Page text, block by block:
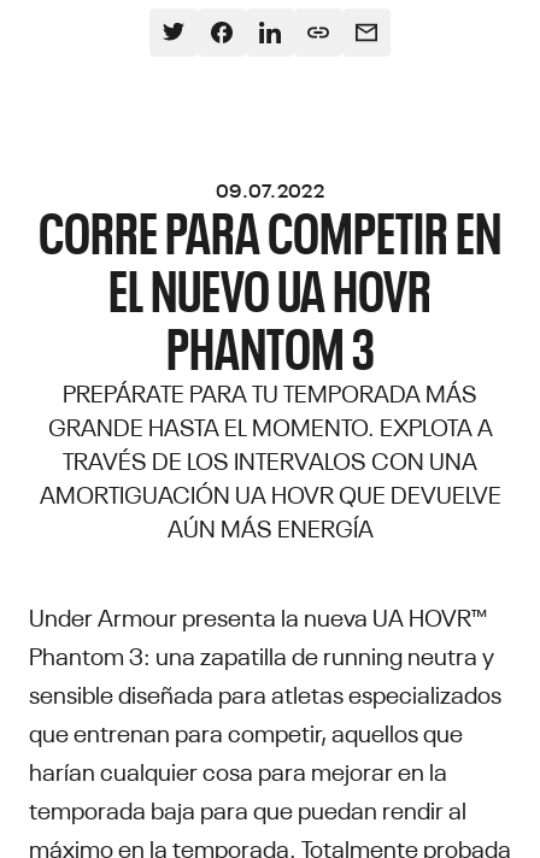
09.07.2022
CORRE PARA COMPETIR EN
EL NUEVO UA HOVR
PHANTOM 3
PREPÁRATE PARA TU TEMPORADA MÁS
GRANDE HASTA EL MOMENTO. EXPLOTA A
TRAVÉS DE LOS INTERVALOS CON UNA
AMORTIGUACIÓN UA HOVR QUE DEVUELVE
AÚN MÁS ENERGÍA
Under Armour presenta la nueva UA HOVR™
Phantom 3: una zapatilla de running neutra y
sensible diseñada para atletas especializados
que entrenan para competir, aquellos que
harían cualquier cosa para mejorar en la
temporada baja para que puedan rendir al
máximo en la temporada. Totalmente probada